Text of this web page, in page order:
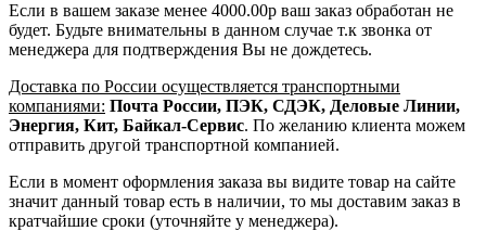
Если в вашем заказе менее 4000.00р ваш заказ обработан не
будет. Будьте внимательны в данном случае т.к звонка от
менеджера для подтверждения Вы не дождетесь.
Доставка по России осуществляется транспортными
компаниями: Почта России, ПЭК, СДЭК, Деловые Линии,
Энергия, Кит, Байкал-Сервис. По желанию клиента можем
отправить другой транспортной компанией.
Если в момент оформления заказа вы видите товар на сайте
значит данный товар есть в наличии, то мы доставим заказ в
кратчайшие сроки (уточняйте у менеджера).